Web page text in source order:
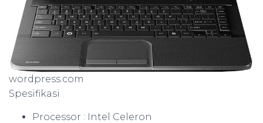
wordpress.com
Spesifikasi
Processor : Intel Celeron